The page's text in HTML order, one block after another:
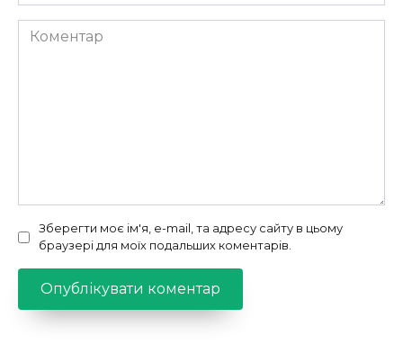
Коментар
Зберегти моє ім'я, e-mail, та адресу сайту в цьому
браузері для моїх подальших коментарів.